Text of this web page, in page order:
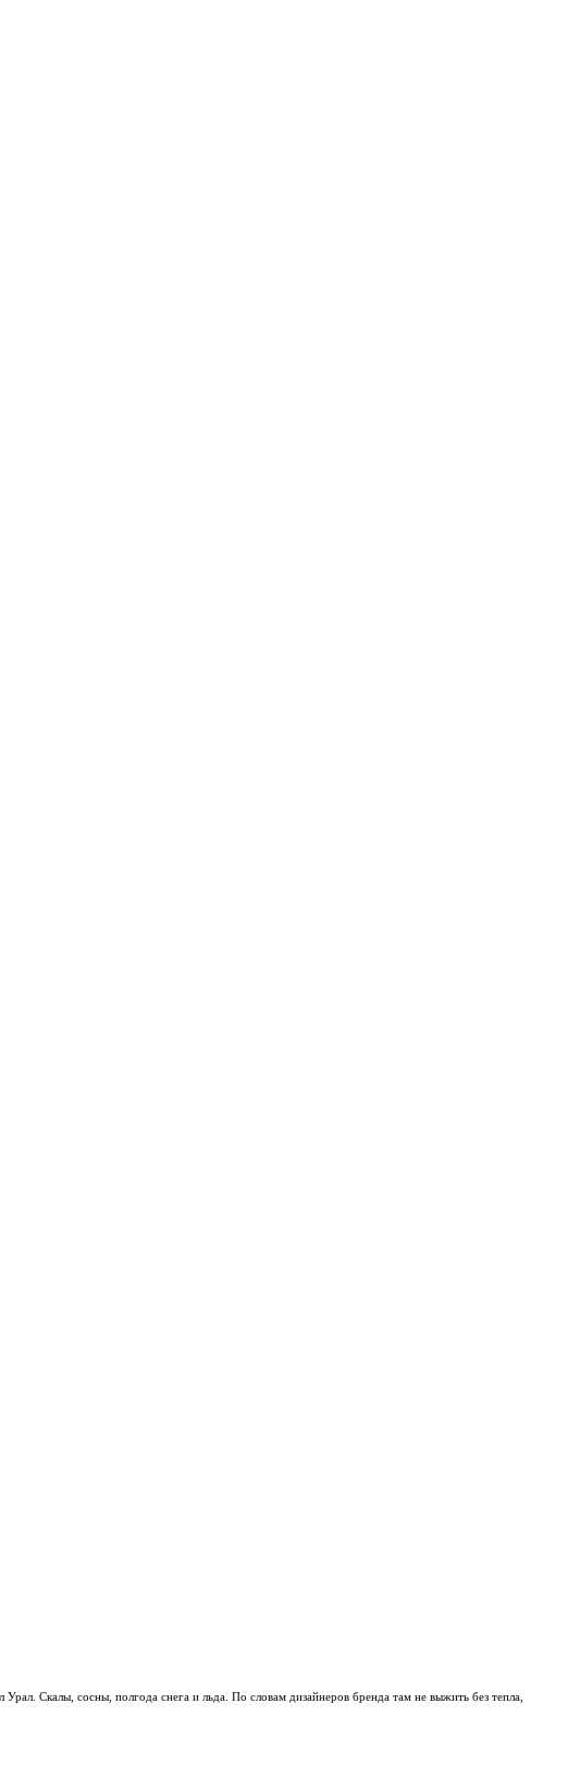
Скалы, сосны, полгода снега и льда. По словам дизайнеров бренда там не выжить без тепла,